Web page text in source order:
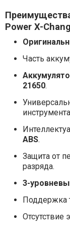
Power X-
Часть
21650.
ABS.
Защита от
разряда.
3-
Поддержка
Отсутствие